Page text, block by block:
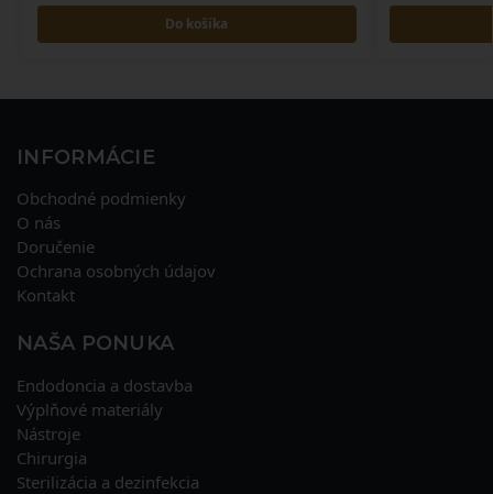
Do košíka
INFORMÁCIE
Obchodné podmienky
O nás
Doručenie
Ochrana osobných údajov
Kontakt
NAŠA PONUKA
Endodoncia a dostavba
Výplňové materiály
Nástroje
Chirurgia
Sterilizácia a dezinfekcia